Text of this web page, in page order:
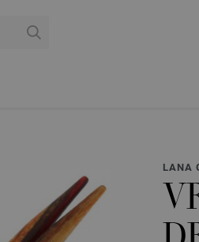
LANA